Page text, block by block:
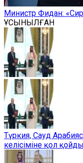
Министр Фидан:
ҰСЫНЫЛҒАН
Түркия, Сауд
келісіміне қол қойды